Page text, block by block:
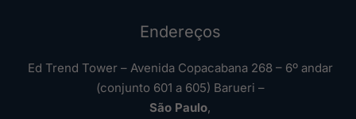
Endereços
Ed Trend Tower – Avenida Copacabana 268 – 6º andar
(conjunto 601 a 605) Barueri –
São Paulo,